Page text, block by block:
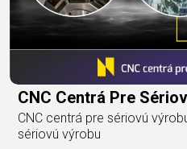
CNC Centrá Pre
CNC centrá pre sériovú
sériovú výrobu